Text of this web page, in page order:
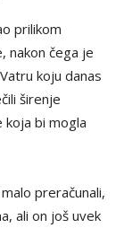
prilikom
nakon čega je
koju danas
širenje
bi mogla
preračunali,
ali on još uvek